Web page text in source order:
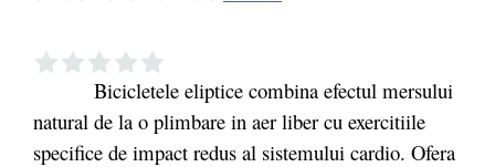
Bicicletele eliptice combina efectul mersului
natural de la o plimbare in aer liber cu exercitiile
specifice de impact redus al sistemului cardio. Ofera